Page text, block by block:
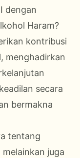
dengan
Haram?
kontribusi
menghadirkan
secara
bermakna
tentang
juga